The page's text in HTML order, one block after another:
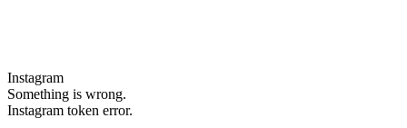
Instagram
Something is wrong.
Instagram token error.